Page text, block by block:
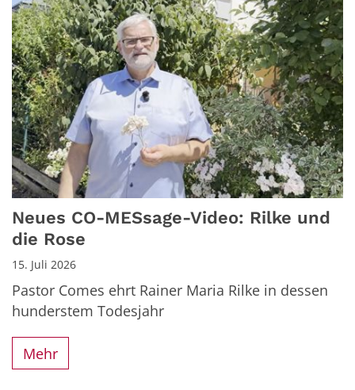
Neues CO-MESsage-Video: Rilke und
die Rose
15. Juli 2026
Pastor Comes ehrt Rainer Maria Rilke in dessen
hunderstem Todesjahr
Mehr